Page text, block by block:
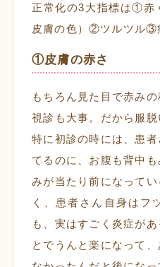
正常化の3大指標は①赤
皮膚の色）②ツルツル③
①皮膚の赤さ
もちろん見た目で赤み
視診も大事。だから服脱
特に初診の時には、患
てるのに、お腹も背中
みが当たり前になって
く、患者さん自身はフ
も、実はすごく炎症が
とでうんと楽になって